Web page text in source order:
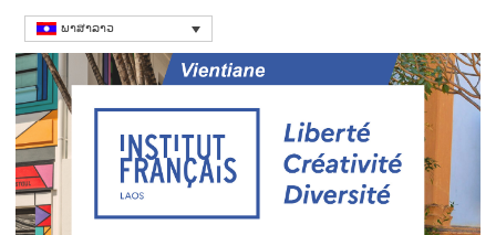
ພາສາລາວ
ສະຖາບັນຝຣັ່ງ
Language Courses & cultral events in
Laos